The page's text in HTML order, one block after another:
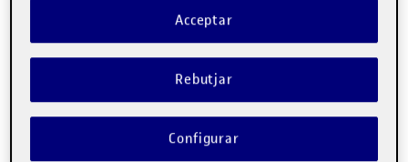
Data de publicació22 novembre, 2022 5:09 pm
-4 comentaris
Rebutjar
Acceptar
Configurar